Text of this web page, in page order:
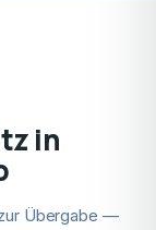
in
Übergabe —